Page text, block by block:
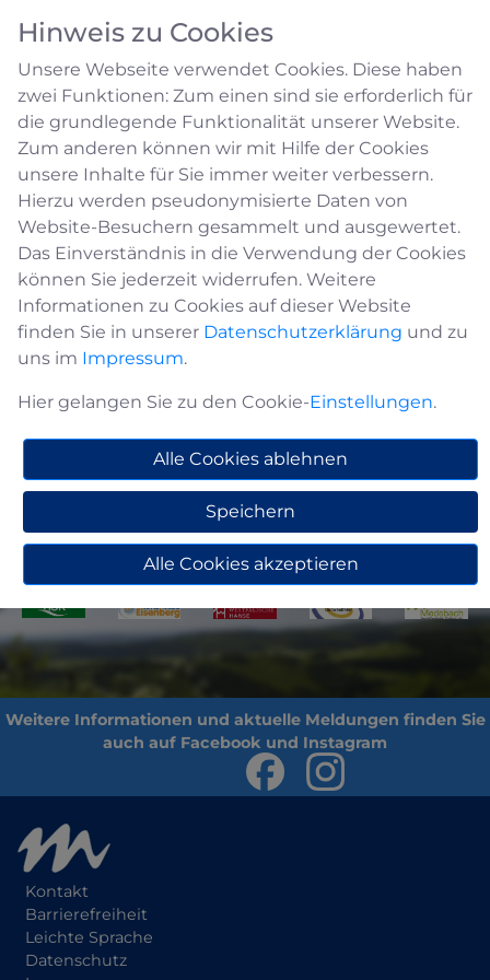
Dienstleistungen in
Medebach
Versicherungsfachfrau Schweinsberg
Adresse
Am Schützenplatz 1
59964 Medebach
Zurück
Kontakt
Barrierefreiheit
Leichte Sprache
Datenschutz
Hinweis zu Cookies
Unsere Webseite verwendet Cookies. Diese haben
zwei Funktionen: Zum einen sind sie erforderlich für
die grundlegende Funktionalität unserer Website.
Zum anderen können wir mit Hilfe der Cookies
unsere Inhalte für Sie immer weiter verbessern.
Hierzu werden pseudonymisierte Daten von
Website-Besuchern gesammelt und ausgewertet.
Das Einverständnis in die Verwendung der Cookies
können Sie jederzeit widerrufen. Weitere
Informationen zu Cookies auf dieser Website
finden Sie in unserer Datenschutzerklärung und zu
uns im Impressum.
Hier gelangen Sie zu den Cookie-Einstellungen.
Alle Cookies ablehnen
Speichern
Alle Cookies akzeptieren